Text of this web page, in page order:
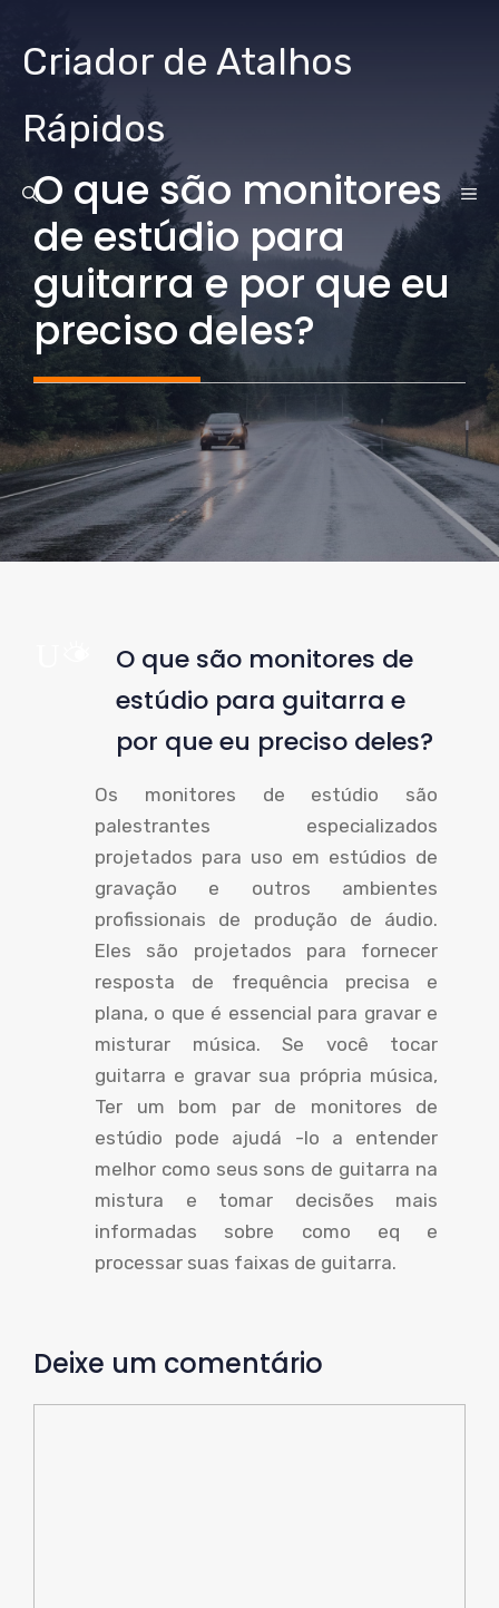
para
conteúdo
Criador de Atalhos
Rápidos
O que são monitores
de estúdio para
guitarra e por que eu
preciso deles?
O que são monitores de
estúdio para guitarra e
por que eu preciso deles?
Os monitores de estúdio são
palestrantes especializados
projetados para uso em estúdios de
gravação e outros ambientes
profissionais de produção de áudio.
Eles são projetados para fornecer
resposta de frequência precisa e
plana, o que é essencial para gravar e
misturar música. Se você tocar
guitarra e gravar sua própria música,
Ter um bom par de monitores de
estúdio pode ajudá -lo a entender
melhor como seus sons de guitarra na
mistura e tomar decisões mais
informadas sobre como eq e
processar suas faixas de guitarra.
Deixe um comentário